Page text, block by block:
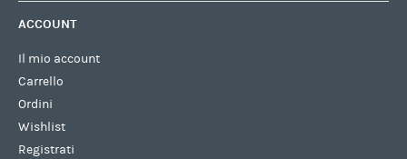
ACCOUNT
Il mio account
Carrello
Ordini
Wishlist
Registrati